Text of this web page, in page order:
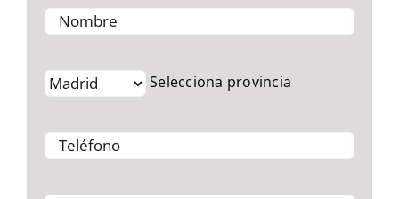
Selecciona provincia